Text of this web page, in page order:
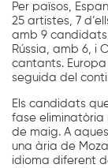
Per països,
25 artistes, 7
amb 9
Rússia, amb 6, i
cantants.
seguida del
Els candidats
fase eliminatòria
de maig. A
una ària de
idioma diferent